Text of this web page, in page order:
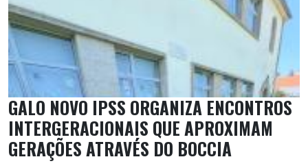
GALO NOVO IPSS ORGANIZA ENCONTROS
INTERGERACIONAIS QUE APROXIMAM
GERAÇÕES ATRAVÉS DO BOCCIA